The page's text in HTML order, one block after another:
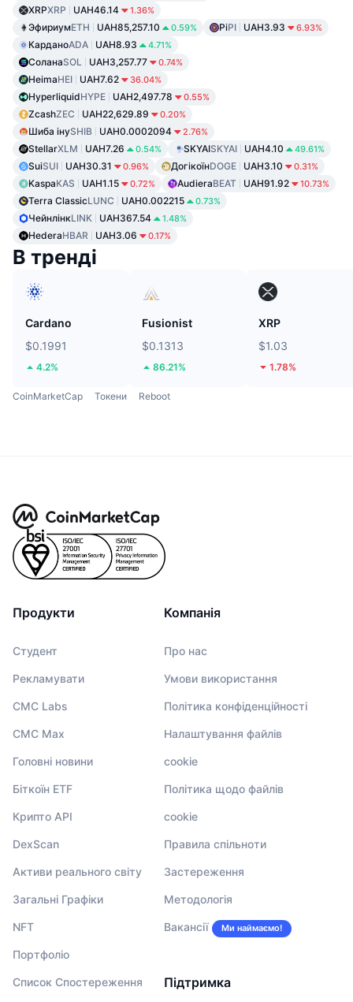
XRPXRP UAH46.14 1.36%
ЭфириумETH UAH85,257.10 0.59% PiPI UAH3.93 6.93%
КарданоADA UAH8.93 4.71%
СоланаSOL UAH3,257.77 0.74%
HeimaHEI UAH7.62 36.04%
HyperliquidHYPE UAH2,497.78 0.55%
ZcashZEC UAH22,629.89 0.20%
Шиба інуSHIB UAH0.0002094 2.76%
StellarXLM UAH7.26 0.54% SKYAISKYAI UAH4.10 49.61%
SuiSUI UAH30.31 0.96% ДогікоїнDOGE UAH3.10 0.31%
KaspaKAS UAH1.15 0.72% AudieraBEAT UAH91.92 10.73%
Terra ClassicLUNC UAH0.002215 0.73%
ЧейнлінкLINK UAH367.54 1.48%
HederaHBAR UAH3.06 0.17%
В тренді
Cardano
$0.1991
4.2%
Fusionist
$0.1313
86.21%
XRP
$1.03
1.78%
CoinMarketCap Токени Reboot
Продукти
Студент
Рекламувати
CMC Labs
CMC Max
Головні новини
Біткоїн ETF
Крипто API
DexScan
Активи реального світу
Загальні Графіки
NFT
Портфоліо
Список Спостереження
Компанія
Про нас
Умови використання
Політика конфіденційності
Налаштування файлів
cookie
Політика щодо файлів
cookie
Правила спільноти
Застереження
Методологія
Вакансії Ми наймаємо!
Підтримка